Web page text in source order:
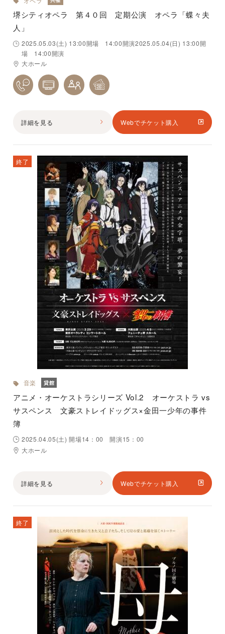
堺シティオペラ 第４０回 定期公演 オペラ「蝶々夫
人」
2025.05.03(土) 13:00開場 14:00開演2025.05.04(日) 13:00開
場 14:00開演
大ホール
詳細を見る Webでチケット購入
終了
音楽 貸館
アニメ・オーケストラシリーズ Vol.2 オーケストラ vs
サスペンス 文豪ストレイドッグス×金田一少年の事件
簿
2025.04.05(土) 開場14：00 開演15：00
大ホール
詳細を見る Webでチケット購入
終了